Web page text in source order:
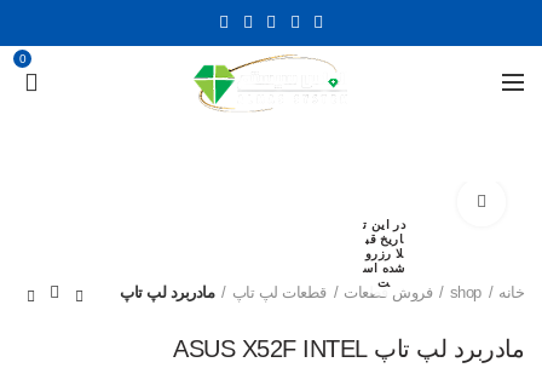
0
در این ت
اریخ قب
لا رزرو
شده اس
ت
خانه shop فروش قطعات قطعات لپ تاپ مادربرد لپ تاپ
مادربرد لپ تاپ ASUS X52F INTEL